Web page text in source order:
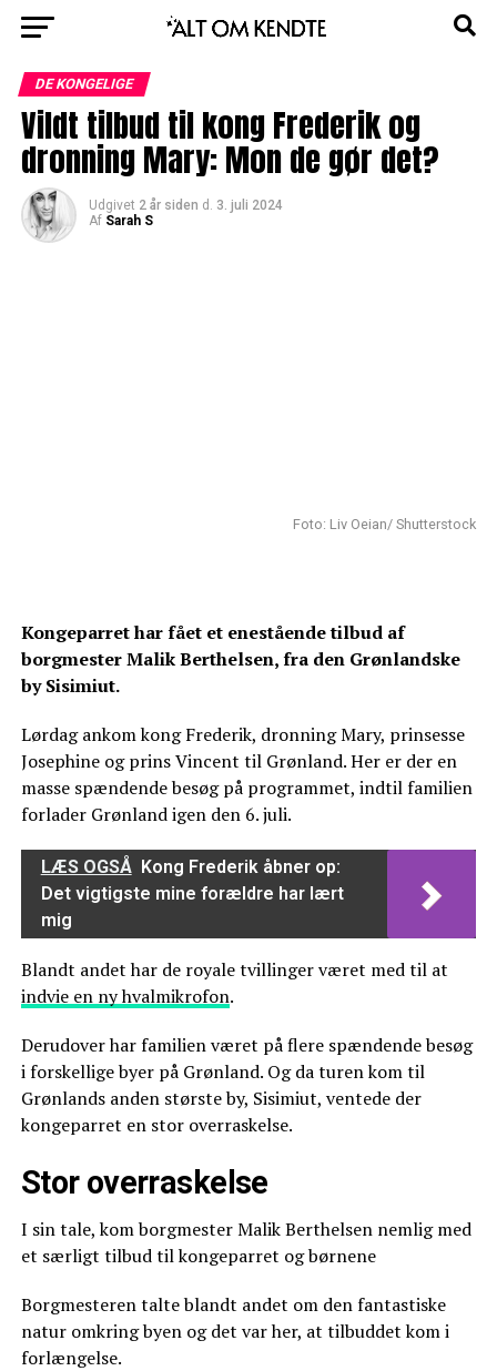
DE KONGELIGE
Vildt tilbud til kong Frederik og
dronning Mary: Mon de gør det?
Udgivet 2 år siden d. 3. juli 2024
Af Sarah S
Foto: Liv Oeian/ Shutterstock
Kongeparret har fået et enestående tilbud af
borgmester Malik Berthelsen, fra den Grønlandske
by Sisimiut.
Lørdag ankom kong Frederik, dronning Mary, prinsesse
Josephine og prins Vincent til Grønland. Her er der en
masse spændende besøg på programmet, indtil familien
forlader Grønland igen den 6. juli.
LÆS OGSÅ Kong Frederik åbner op:
Det vigtigste mine forældre har lært
mig
Blandt andet har de royale tvillinger været med til at
indvie en ny hvalmikrofon.
Derudover har familien været på flere spændende besøg
i forskellige byer på Grønland. Og da turen kom til
Grønlands anden største by, Sisimiut, ventede der
kongeparret en stor overraskelse.
Stor overraskelse
I sin tale, kom borgmester Malik Berthelsen nemlig med
et særligt tilbud til kongeparret og børnene
Borgmesteren talte blandt andet om den fantastiske
natur omkring byen og det var her, at tilbuddet kom i
forlængelse.